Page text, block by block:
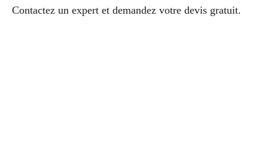
Contactez un expert et demandez votre devis gratuit.